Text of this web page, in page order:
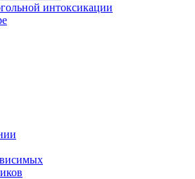
интоксикации